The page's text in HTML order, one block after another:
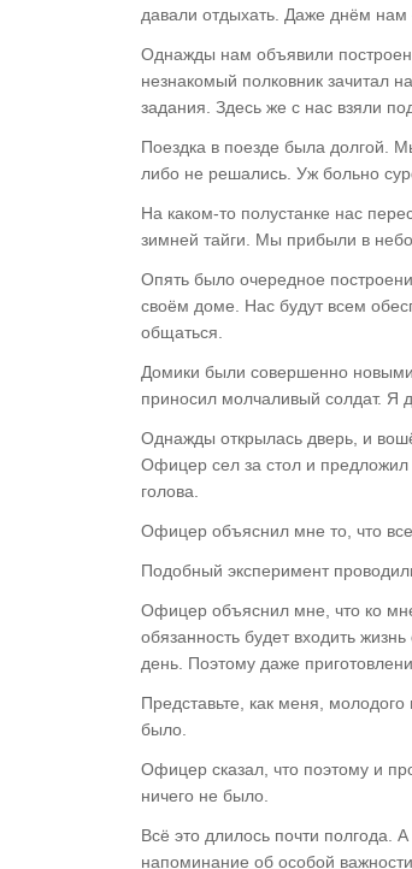
давали отдыхать. Даже днём нам
Однажды нам объявили
незнакомый полковник зачитал
задания. Здесь же с нас взяли
Поездка в поезде была долгой.
либо не решались. Уж больно
На каком-то полустанке нас
зимней тайги. Мы прибыли в
Опять было очередное
своём доме. Нас будут всем
общаться.
Домики были совершенно
приносил молчаливый солдат. Я
Однажды открылась дверь, и
Офицер сел за стол и предложил
голова.
Офицер объяснил мне то, что
Подобный эксперимент
Офицер объяснил мне, что ко
обязанность будет входить
день. Поэтому даже
Представьте, как меня,
было.
Офицер сказал, что поэтому и
ничего не было.
Всё это длилось почти полгода.
напоминание об особой